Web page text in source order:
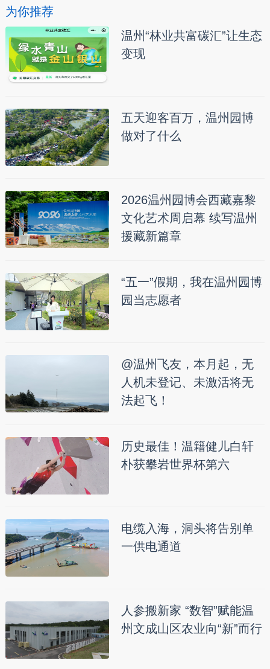
为你推荐
温州“林业共富碳汇”让生态
变现
五天迎客百万，温州园博
做对了什么
2026温州园博会西藏嘉黎
文化艺术周启幕 续写温州
援藏新篇章
“五一”假期，我在温州园博
园当志愿者
@温州飞友，本月起，无
人机未登记、未激活将无
法起飞！
历史最佳！温籍健儿白轩
朴获攀岩世界杯第六
电缆入海，洞头将告别单
一供电通道
人参搬新家 “数智”赋能温
州文成山区农业向“新”而行